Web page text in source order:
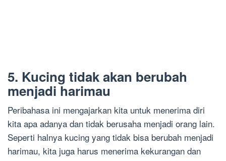
5. Kucing tidak akan berubah
menjadi harimau
Peribahasa ini mengajarkan kita untuk menerima diri
kita apa adanya dan tidak berusaha menjadi orang lain.
Seperti halnya kucing yang tidak bisa berubah menjadi
harimau, kita juga harus menerima kekurangan dan